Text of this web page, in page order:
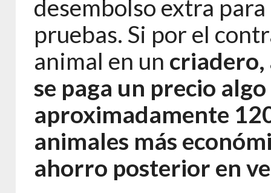
desembolso extra
pruebas. Si por el
animal en un criadero,
se paga un precio
aproximadamente
animales más
ahorro posterior en